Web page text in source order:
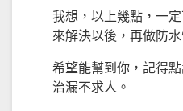
我想，以上幾點，一
來解決以後，再做防
希望能幫到你，記得
治漏不求人。